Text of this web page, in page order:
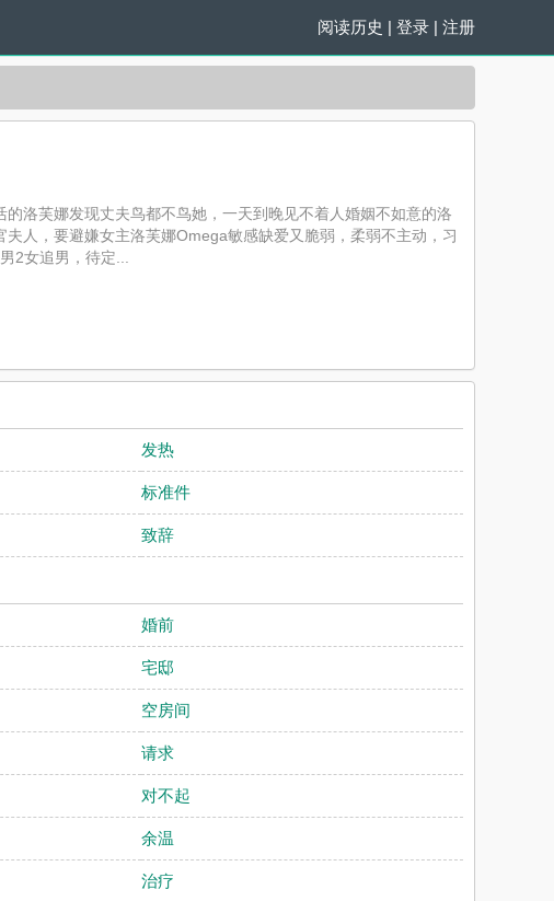
阅读历史 | 登录 | 注册
洛芙娜发现丈夫鸟都不鸟她，一天到晚见不着人婚姻不如意的洛
人，要避嫌女主洛芙娜Omega敏感缺爱又脆弱，柔弱不主动，习
2女追男，待定...
并且提供无弹窗阅读，书友所发表的在产品（ABO）评论，并不
发热
标准件
致辞
婚前
宅邸
空房间
请求
对不起
余温
治疗